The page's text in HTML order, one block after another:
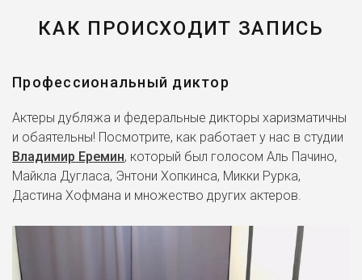
КАК ПРОИСХОДИТ ЗАПИСЬ
Профессиональный диктор
Актеры дубляжа и федеральные дикторы харизматичны
и обаятельны! Посмотрите, как работает у нас в студии
Владимир Еремин, который был голосом Аль Пачино,
Майкла Дугласа, Энтони Хопкинса, Микки Рурка,
Дастина Хофмана и множество других актеров.